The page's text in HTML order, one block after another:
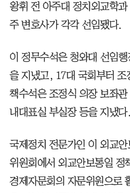
왕휘 전 아주대 정치외교학
주 변호사가 각각 선임됐다.
이 정무수석은 청와대 선임
을 지냈고, 17대 국회부터
책수석은 조정식 의장 보좌
내대표실 부실장 등을 지냈다.
국제정치 전문가인 이 외교
위원회에서 외교안보통일 정
경제자문회의 자문위원으로